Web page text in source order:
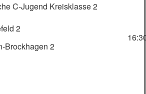
C-Jugend Kreisklasse 2
2
Brockhagen 2